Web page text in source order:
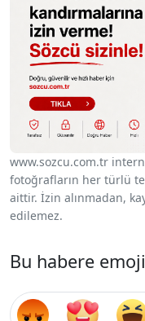
www.sozcu.com.tr
fotoğrafların her türlü
aittir. İzin alınmadan,
edilemez.
Bu habere